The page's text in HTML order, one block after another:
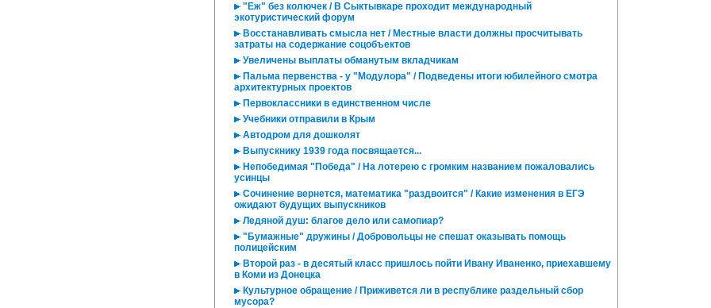
"Еж" без колючек / В Сыктывкаре проходит международный
экотуристический форум
Восстанавливать смысла нет / Местные власти должны просчитывать
затраты на содержание соцобъектов
Увеличены выплаты обманутым вкладчикам
Пальма первенства - у "Модулора" / Подведены итоги юбилейного смотра
архитектурных проектов
Первоклассники в единственном числе
Учебники отправили в Крым
Автодром для дошколят
Выпускнику 1939 года посвящается...
Непобедимая "Победа" / На лотерею с громким названием пожаловались
усинцы
Сочинение вернется, математика "раздвоится" / Какие изменения в ЕГЭ
ожидают будущих выпускников
Ледяной душ: благое дело или самопиар?
"Бумажные" дружины / Добровольцы не спешат оказывать помощь
полицейским
Второй раз - в десятый класс пришлось пойти Ивану Иваненко, приехавшему
в Коми из Донецка
Культурное обращение / Приживется ли в республике раздельный сбор
мусора?